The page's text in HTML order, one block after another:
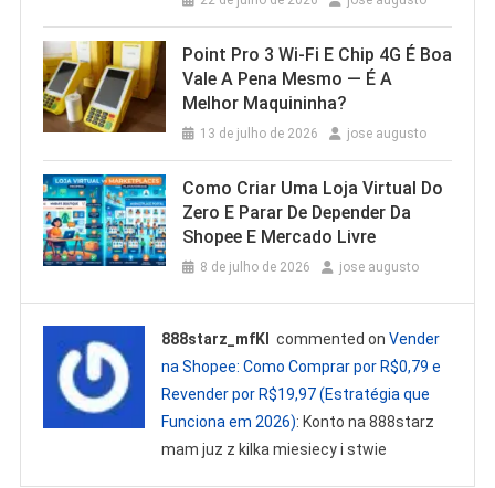
Point Pro 3 Wi‑Fi E Chip 4G É Boa
Vale A Pena Mesmo — É A
Melhor Maquininha?
13 de julho de 2026 jose augusto
Como Criar Uma Loja Virtual Do
Zero E Parar De Depender Da
Shopee E Mercado Livre
8 de julho de 2026 jose augusto
888starz_mfKl commented onVender
na Shopee: Como Comprar por R$0,79 e
Revender por R$19,97 (Estratégia que
Funciona em 2026): Konto na 888starz
mam juz z kilka miesiecy i stwie